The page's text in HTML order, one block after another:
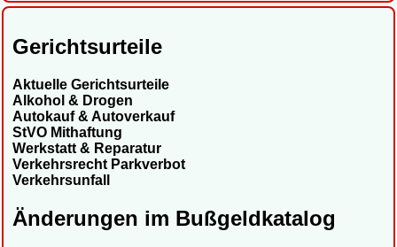
Gerichtsurteile
Aktuelle Gerichtsurteile
Alkohol & Drogen
Autokauf & Autoverkauf
StVO Mithaftung
Werkstatt & Reparatur
Verkehrsrecht Parkverbot
Verkehrsunfall
Änderungen im Bußgeldkatalog